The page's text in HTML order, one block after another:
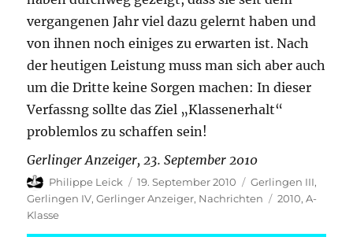
vergangenen Jahr viel dazu gelernt haben und
von ihnen noch einiges zu erwarten ist. Nach
der heutigen Leistung muss man sich aber auch
um die Dritte keine Sorgen machen: In dieser
Verfassng sollte das Ziel „Klassenerhalt“
problemlos zu schaffen sein!
Gerlinger Anzeiger, 23. September 2010
Autor
Philippe Leick
Veröffentlicht
am
19. September 2010 Kategorien
Gerlingen III,
Gerlingen IV,Gerlinger Anzeiger, Nachrichten Schlagwörter
2010,A-
Klasse